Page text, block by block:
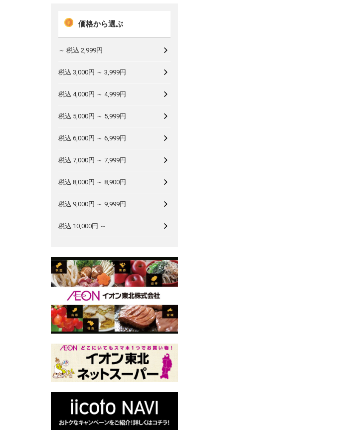
価格から選ぶ
～ 税込 2,999円
税込 3,000円 ～ 3,999円
税込 4,000円 ～ 4,999円
税込 5,000円 ～ 5,999円
税込 6,000円 ～ 6,999円
税込 7,000円 ～ 7,999円
税込 8,000円 ～ 8,900円
税込 9,000円 ～ 9,999円
税込 10,000円 ～